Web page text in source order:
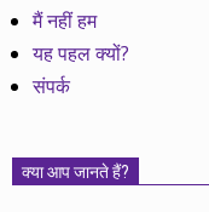
मैं नहीं हम
यह पहल क्यों?
संपर्क
क्या आप जानते हैं?